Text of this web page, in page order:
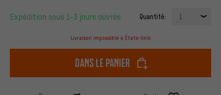
Expédition sous 1-3 jours ouvrés Quantité: 1
Livraison impossible à États-Unis
dans le panier